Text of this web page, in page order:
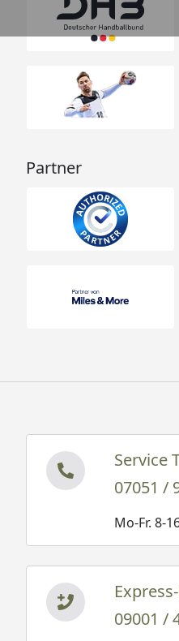
Partner
Service
07051 /
Mo-Fr. 8-
09001 /